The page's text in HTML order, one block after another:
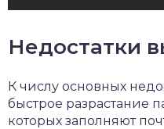
Недостатки
К числу основных
быстрое разрастание
которых заполняют